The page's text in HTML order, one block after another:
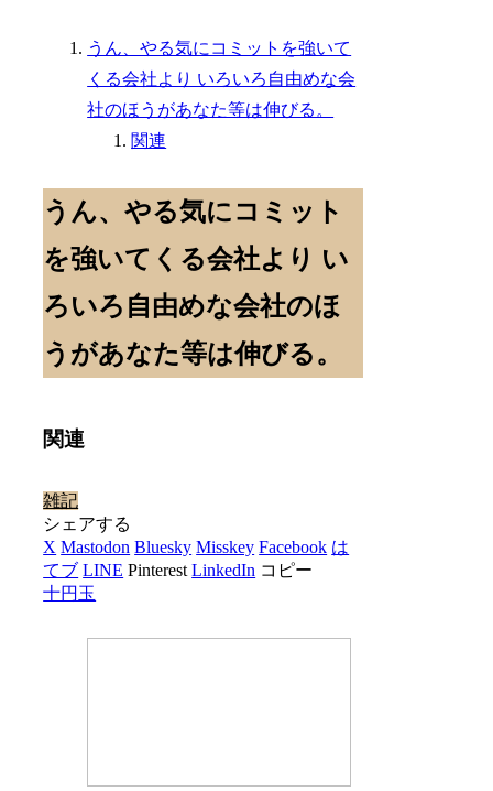
うん、やる気にコミットを強いて
くる会社より いろいろ自由めな会
社のほうがあなた等は伸びる。
関連
うん、やる気にコミット
を強いてくる会社より い
ろいろ自由めな会社のほ
うがあなた等は伸びる。
関連
雑記
シェアする
X Mastodon Bluesky Misskey Facebook は
てブ LINE Pinterest LinkedIn コピー
十円玉